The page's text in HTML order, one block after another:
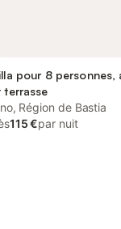
pour 8 personnes,
terrasse
Région de Bastia
115 €par nuit